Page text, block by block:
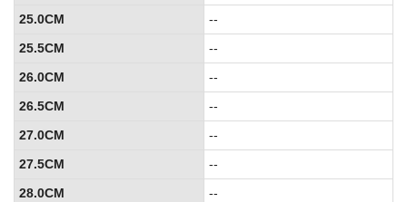
25.0CM
--
25.5CM
--
26.0CM
--
26.5CM
--
27.0CM
--
27.5CM
--
28.0CM
--